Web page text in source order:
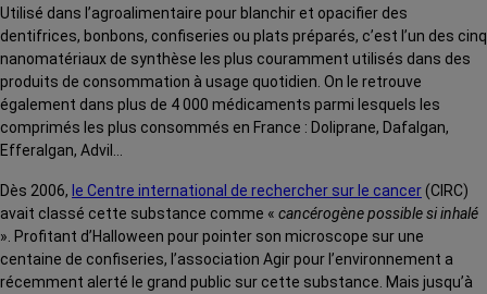
Utilisé dans l’agroalimentaire pour blanchir et opacifier des
dentifrices, bonbons, confiseries ou plats préparés, c’est l’un des cinq
nanomatériaux de synthèse les plus couramment utilisés dans des
produits de consommation à usage quotidien. On le retrouve
également dans plus de 4 000 médicaments parmi lesquels les
comprimés les plus consommés en France : Doliprane, Dafalgan,
Efferalgan, Advil…
Dès 2006, le Centre international de rechercher sur le cancer(CIRC)
avait classé cette substance comme « cancérogène possible si inhalé
» . Profitant d’Halloween pour pointer son microscope sur une
centaine de confiseries, l’association Agir pour l’environnement a
récemment alerté le grand public sur cette substance. Mais jusqu’à